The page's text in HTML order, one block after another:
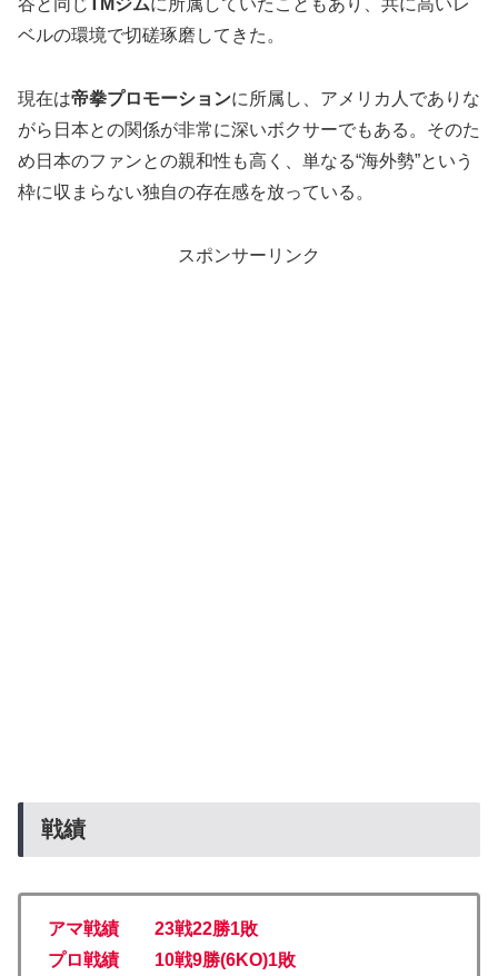
谷と同じ TMジムに所属していたこともあり、共に高いレ
ベルの環境で切磋琢磨してきた。
現在は帝拳プロモーションに所属し、アメリカ人でありな
がら日本との関係が非常に深いボクサーでもある。そのた
め日本のファンとの親和性も高く、単なる“海外勢”という
枠に収まらない独自の存在感を放っている。
スポンサーリンク
戦績
アマ戦績 23戦22勝1敗
プロ戦績 10戦9勝(6KO)1敗